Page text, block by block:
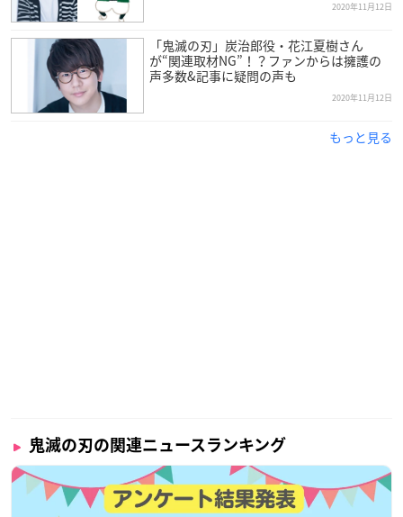
2020年11月12日
「鬼滅の刃」炭治郎役・花江夏樹さん
が“関連取材NG”！？ファンからは擁護の
声多数&記事に疑問の声も
2020年11月12日
もっと見る
鬼滅の刃の関連ニュースランキング